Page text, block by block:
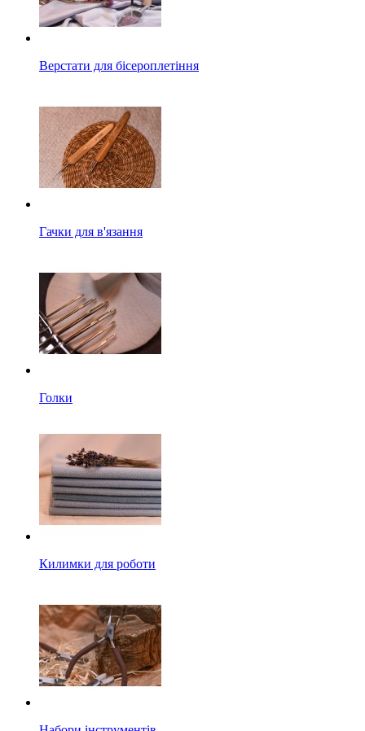
Верстати для бісероплетіння
Гачки для в'язання
Голки
Килимки для роботи